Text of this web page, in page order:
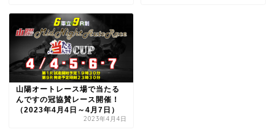
山陽オートレース場で当たる
んですの冠協賛レース開催！
（2023年4月4日～4月7日）
2023年4月4日